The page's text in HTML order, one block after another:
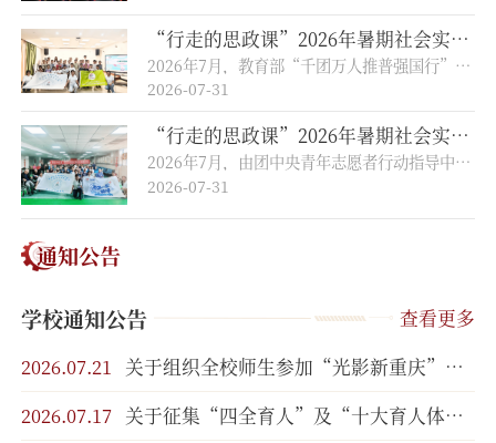
“行走的思政课”2026年暑期社会实践活动报道⑥：人文与艺术学院星火志愿服务队以"推普+非遗"赓续乡野文脉，两度赴约书写青春担当
2026年7月，教育部“千团万人推普强国行”全国大学生暑期社会实践志愿服务活动入选名单揭晓。重庆机电职业技术大学星火志愿服务队继2025年入选后再度荣膺协同团队，成为全国连续两年入选该项目的高校队伍之一。星火再燃，乡野赴约，团队以推普为桥、非遗为媒，在璧山大地续写文化传承与语言推广的新篇。
2026-07-31
“行走的思政课”2026年暑期社会实践活动报道⑤：人文与艺术学院以“三阶联动”赓续两弹一星精神，青春践悟书写家国担当
2026年7月，由团中央青年志愿者行动指导中心与中国核工业集团有限公司联合开展的2026年全国大学生“两弹一星”精神志愿宣讲团遴选结果揭晓。本次活动共收到全国1132所高校、6563支青年志愿服务团队申报，经严格评审，最终遴选出1500支宣讲服务团队，重庆机电职业技术大学人文与艺术学院星火志愿服务队从激烈竞争中脱颖而出，成功入选全国大学生“两弹一星”精神志愿宣讲团。 7月中旬，学院星火志愿服务队深入璧山区敬老院与青少年活动中心两大阵地，创新搭建“溯源忆史、实景复刻、美育抒怀”三阶联动实践体系，打通“一老一小”跨代育人路径，以青春行动传承弘扬“两弹一星”精神，为学院社会实践与思政育人工作再添新成果。
2026-07-31
通知公告
学校通知公告
查看更多
2026.07.21
关于组织全校师生参加“光影新重庆”重庆市第十二届网络影视剧（微视频）大赛的通知
2026.07.17
关于征集“四全育人”及“十大育人体系”典型工作案例的通知